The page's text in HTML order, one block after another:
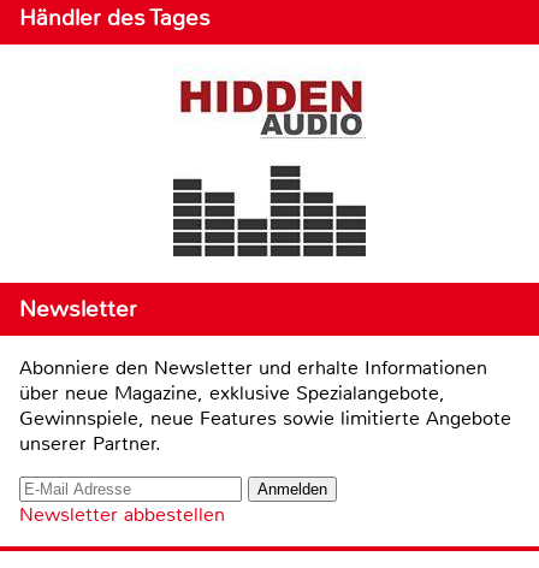
Händler des Tages
Newsletter
Abonniere den Newsletter und erhalte Informationen
über neue Magazine, exklusive Spezialangebote,
Gewinnspiele, neue Features sowie limitierte Angebote
unserer Partner.
Newsletter abbestellen